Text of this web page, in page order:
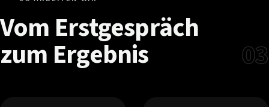
Vom Erstgespräch
zum Ergebnis
03